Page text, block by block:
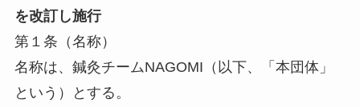
を改訂し施行
第１条（名称）
名称は、鍼灸チームNAGOMI（以下、「本団体」
という）とする。